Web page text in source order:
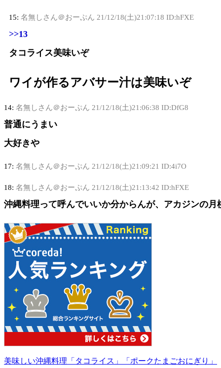
15: 名無しさん＠おーぷん 21/12/18(土)21:07:18 ID:hFXE
>>13
タコライス美味いぞ
ワイが作るアバサー汁は美味いぞ
14: 名無しさん＠おーぷん 21/12/18(土)21:06:38 ID:DfG8
普通にうまい
大好きや
17: 名無しさん＠おーぷん 21/12/18(土)21:09:21 ID:4i7O
18: 名無しさん＠おーぷん 21/12/18(土)21:13:42 ID:hFXE
沖縄料理って呼んでいいか分からんが、アカジンの月
美味しい沖縄料理「タコライス」「ポークたまごおにぎり」